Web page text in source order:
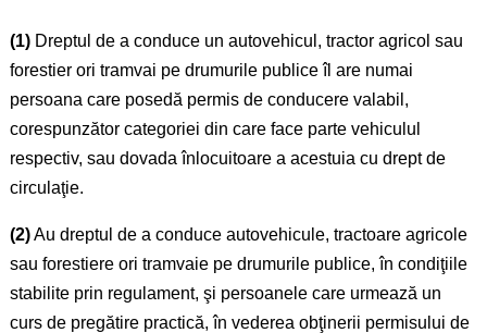
(1)Dreptul de a conduce un autovehicul, tractor agricol sau
forestier ori tramvai pe drumurile publice îl are numai
persoana care posedă permis de conducere valabil,
corespunzător categoriei din care face parte vehiculul
respectiv, sau dovada înlocuitoare a acestuia cu drept de
circulaţie.
(2)Au dreptul de a conduce autovehicule, tractoare agricole
sau forestiere ori tramvaie pe drumurile publice, în condiţiile
stabilite prin regulament, şi persoanele care urmează un
curs de pregătire practică, în vederea obţinerii permisului de